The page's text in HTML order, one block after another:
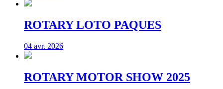
ROTARY LOTO PAQUES
04 avr. 2026
ROTARY MOTOR SHOW 2025